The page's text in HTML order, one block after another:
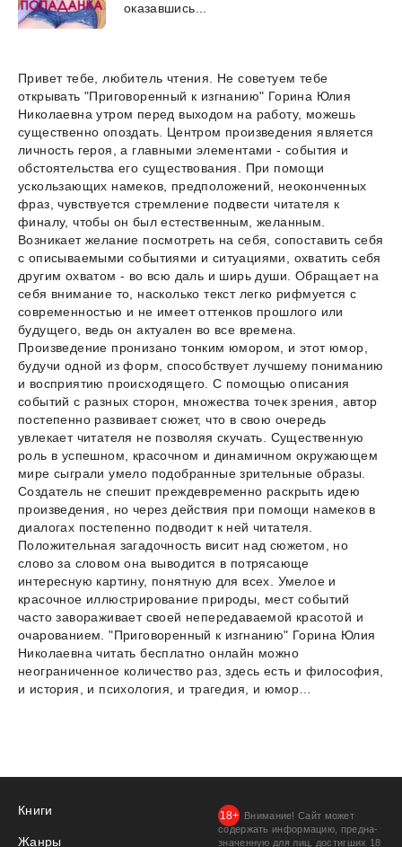
оказавшись...
Привет тебе, любитель чтения. Не советуем тебе
открывать "Приговоренный к изгнанию" Горина Юлия
Николаевна утром перед выходом на работу, можешь
существенно опоздать. Центром произведения является
личность героя, а главными элементами - события и
обстоятельства его существования. При помощи
ускользающих намеков, предположений, неоконченных
фраз, чувствуется стремление подвести читателя к
финалу, чтобы он был естественным, желанным.
Возникает желание посмотреть на себя, сопоставить себя
с описываемыми событиями и ситуациями, охватить себя
другим охватом - во всю даль и ширь души. Обращает на
себя внимание то, насколько текст легко рифмуется с
современностью и не имеет оттенков прошлого или
будущего, ведь он актуален во все времена.
Произведение пронизано тонким юмором, и этот юмор,
будучи одной из форм, способствует лучшему пониманию
и восприятию происходящего. С помощью описания
событий с разных сторон, множества точек зрения, автор
постепенно развивает сюжет, что в свою очередь
увлекает читателя не позволяя скучать. Существенную
роль в успешном, красочном и динамичном окружающем
мире сыграли умело подобранные зрительные образы.
Создатель не спешит преждевременно раскрыть идею
произведения, но через действия при помощи намеков в
диалогах постепенно подводит к ней читателя.
Положительная загадочность висит над сюжетом, но
слово за словом она выводится в потрясающе
интересную картину, понятную для всех. Умелое и
красочное иллюстрирование природы, мест событий
часто завораживает своей непередаваемой красотой и
очарованием. "Приговоренный к изгнанию" Горина Юлия
Николаевна читать бесплатно онлайн можно
неограниченное количество раз, здесь есть и философия,
и история, и психология, и трагедия, и юмор…
Книги
Жанры
Внимание! Сайт может
содержать информацию, предна­
значенную для лиц, дости­гших 18